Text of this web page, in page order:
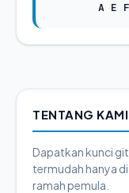
A E
TENTANG KAMI
Dapatkan kunci
termudah hanya
ramah pemula.